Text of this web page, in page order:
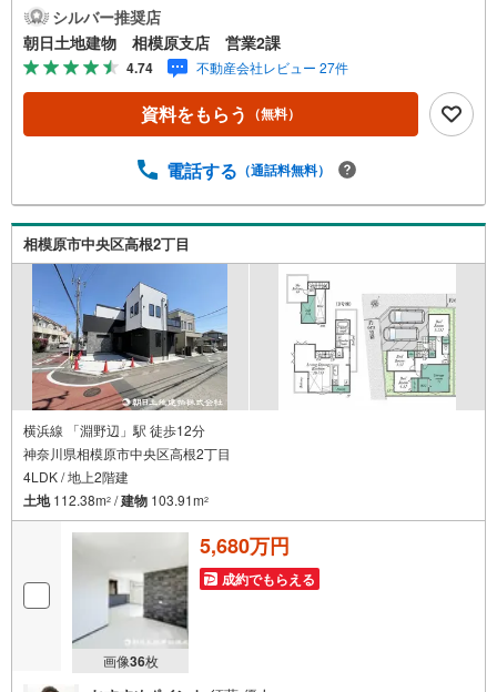
お電話が繋がりやすくなっております。人気物件には特に
問い合わせが集中するため、お早めにお電話ください。
「室内・現地を見学する」ボタンよりご予約いただくとご
見学がスムーズです。【創業42周年の実績】弊社は1985年
町田にて開業し、東京・神奈川・埼玉エリアに13店舗展開
しております。契約件数5万件を突破し、数多くの実績を積
になりました。私達はお客様に安心感をお持ち頂ける自信
報を紹介しておりますが、その後の物件のご説明、資金計
画、税金相談などについては、上司である担当課長も同席
でご説明させていただきます。
シルバー推奨店
朝日土地建物 相模原支店 営業2課
4.74 不動産会社レビュー 27件
資料をもらう （無料）
電話する （通話料無料）
相模原市中央区高根2丁目
横浜線 「淵野辺」駅 徒歩12分
神奈川県相模原市中央区高根2丁目
4LDK / 地上2階建
土地112.38m2 /建物 103.91m2
画像36枚
5,680万円
成約でもらえる